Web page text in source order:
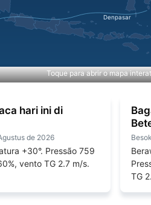
Toque para abrir o mapa
hari ini di
de 2026
+30°. Pressão 759
vento TG 2.7 m/s.
TG